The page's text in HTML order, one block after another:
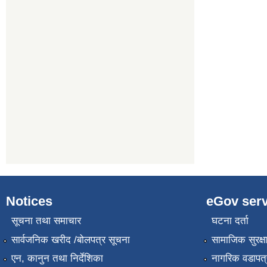
Notices
सूचना तथा समाचार
सार्वजनिक खरीद /बोलपत्र सूचना
एन, कानुन तथा निर्देशिका
eGov
घटना दर्ता
सामाजिक सुरक्षा
नागरिक